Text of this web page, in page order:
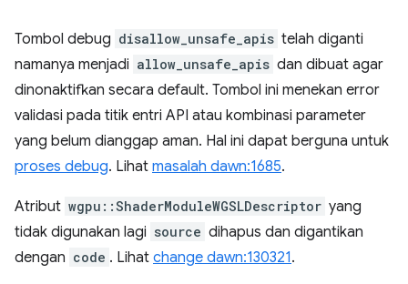
Tombol debug disallow_unsafe_apis telah diganti
namanya menjadi allow_unsafe_apis dan dibuat agar
dinonaktifkan secara default. Tombol ini menekan error
validasi pada titik entri API atau kombinasi parameter
yang belum dianggap aman. Hal ini dapat berguna untuk
proses debug. Lihat masalah dawn:1685.
Atribut wgpu::ShaderModuleWGSLDescriptor yang
tidak digunakan lagi source dihapus dan digantikan
dengan code . Lihat change dawn:130321.